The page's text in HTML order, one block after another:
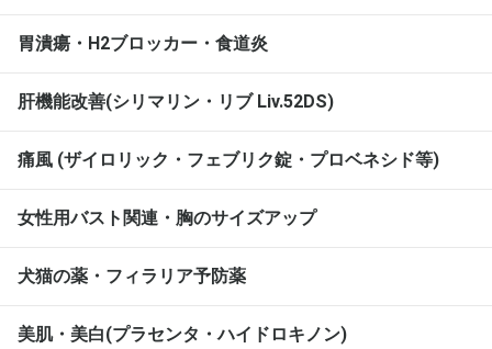
胃潰瘍・H2ブロッカー・食道炎
肝機能改善(シリマリン・リブ Liv.52DS)
痛風 (ザイロリック・フェブリク錠・プロベネシド等)
女性用バスト関連・胸のサイズアップ
犬猫の薬・フィラリア予防薬
美肌・美白(プラセンタ・ハイドロキノン)